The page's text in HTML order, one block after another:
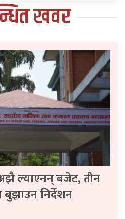
खवर
ल्याएनन् बजेट, तीन
बुझाउन निर्देशन